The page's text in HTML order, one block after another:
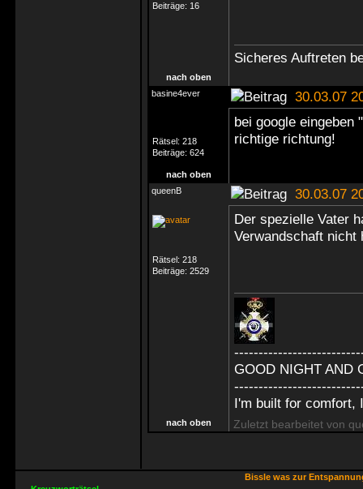
Beiträge: 16
Sicheres Auftreten
nach oben
basine4ever
30.03.07
Rätsel: 218
Beiträge: 624
bei google eingeben
richtige richtung!
nach oben
queenB
30.03.07
Rätsel: 218
Beiträge: 2529
Der spezielle Vater
Verwandschaft
GOOD NIGHT AND
I'm built for comfort,
nach oben Zuletzt bearbeitet von
Bissle was zur